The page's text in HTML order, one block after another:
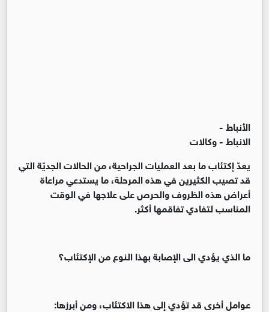
الأنباط -
الانباط - وكالات
يعدّ إكتئاب ما بعد العمليات الجراحية، من الحالات الجديّة التي
قد تصيب الكثيرين في هذه المرحلة، ما يستدعي مراعاة
أعراض هذه الظروف والحرص على علاجها في الوقت
المناسب لتفادي تفاقمها أكثر.
ما الذي يؤدي الى الإصابة بهذا النوع من الإكتئاب؟
عوامل أخرى قد تؤدي إلى هذا الاكتئاب، ومن أبرزها: